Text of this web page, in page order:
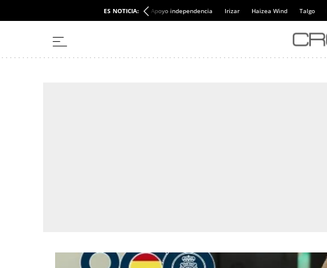
ES NOTICIA: Apoyo independencia Irizar Haizea Wind Talgo